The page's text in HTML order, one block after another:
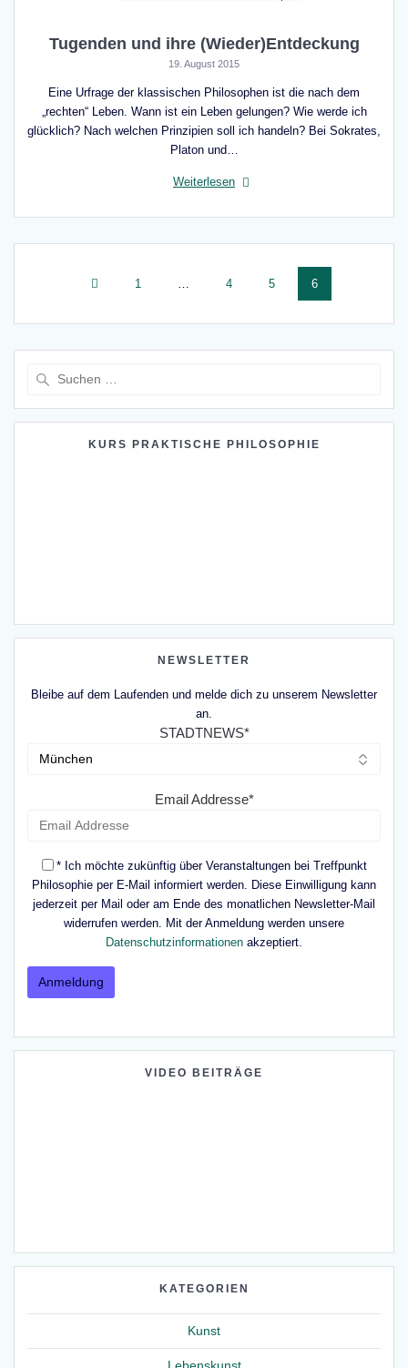
Tugenden und ihre (Wieder)Entdeckung
19. August 2015
Eine Urfrage der klassischen Philosophen ist die nach dem
„rechten“ Leben. Wann ist ein Leben gelungen? Wie werde ich
glücklich? Nach welchen Prinzipien soll ich handeln? Bei Sokrates,
Platon und…
Weiterlesen
Seite
1 Seite
4 Seite
5 Seite
6
KURS PRAKTISCHE PHILOSOPHIE
NEWSLETTER
Bleibe auf dem Laufenden und melde dich zu unserem Newsletter
an.
STADTNEWS*
Email Addresse*
* Ich möchte zukünftig über Veranstaltungen bei Treffpunkt
Philosophie per E-Mail informiert werden. Diese Einwilligung kann
jederzeit per Mail oder am Ende des monatlichen Newsletter-Mail
widerrufen werden. Mit der Anmeldung werden unsere
Datenschutzinformationen akzeptiert.
VIDEO BEITRÄGE
KATEGORIEN
Kunst
Lebenskunst